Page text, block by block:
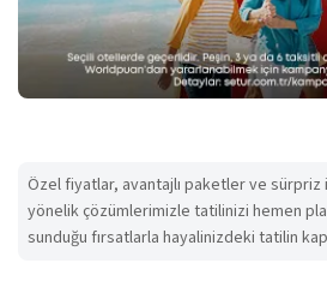
Özel fiyatlar, avantajlı paketler ve
yönelik çözümlerimizle tatilinizi hemen
sunduğu fırsatlarla hayalinizdeki tatilin